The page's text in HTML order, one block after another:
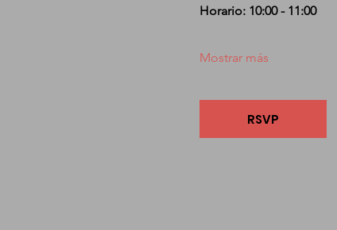
Horario: 10:00 - 11:00
Mostrar más
RSVP